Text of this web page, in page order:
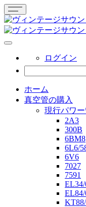
ログイン
ホーム
真空管の購入
現行パワー
2A3
300B
6BM8
6L6/
6V6
7027
7591